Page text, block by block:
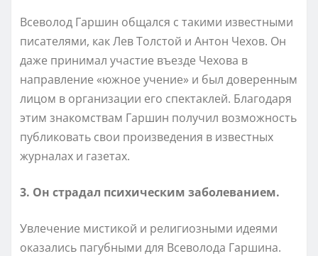
Всеволод Гаршин общался с такими известными
писателями, как Лев Толстой и Антон Чехов. Он
даже принимал участие въезде Чехова в
направление «южное учение» и был доверенным
лицом в организации его спектаклей. Благодаря
этим знакомствам Гаршин получил возможность
публиковать свои произведения в известных
журналах и газетах.
3. Он страдал психическим заболеванием.
Увлечение мистикой и религиозными идеями
оказались пагубными для Всеволода Гаршина.